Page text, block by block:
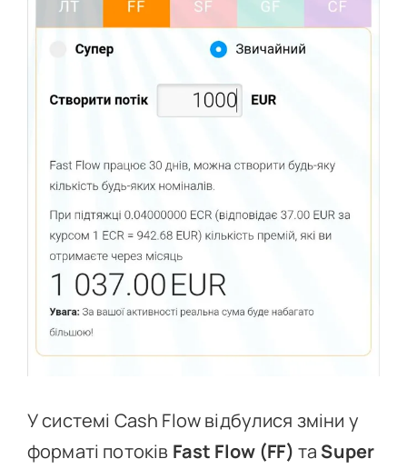
У системі Cash Flow відбулися зміни у
форматі потоків Fast Flow (FF) та Super